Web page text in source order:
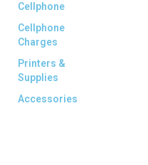
Cellphone
Cellphone
Charges
Printers &
Supplies
Accessories